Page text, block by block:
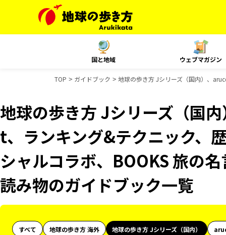
国と地域 ウェブマガジン
TOP ガイドブック 地球の歩き方 Jシリーズ（国内）、
地球の歩き方 Jシリーズ（国
t、ランキング&テクニック、
シャルコラボ、BOOKS 旅の
読み物のガイドブック一覧
すべて 地球の歩き方 海外 地球の歩き方 Jシリーズ（国内）